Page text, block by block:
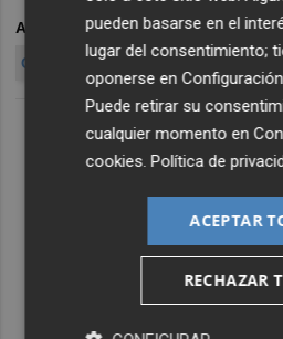
ARCHIVADO EN AGRICULTURA
COMERCIO
pueden basarse en el
lugar del consentimiento;
oponerse en
Puede retirar su
cualquier momento en
cookies .Política de
ACEPTAR
RECHAZAR